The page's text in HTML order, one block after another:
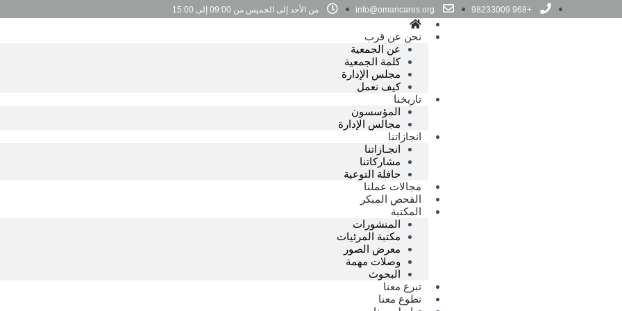
+968 98233009
info@omancares.org من الأحد إلى الخميس من 09:00 إلى 15:00
نحن عن قرب
عن الجمعية
كلمة الجمعية
مجلس الإدارة
كيف نعمل
تاريخنا
المؤسسون
مجالس الإدارة
انجازاتنا
انجـازاتنا
مشاركاتنا
حافلة التوعية
مجالات عملنا
الفحص المبكر
المكتبة
المنشورات
مكتبة المرئيات
معرض الصور
وصلات مهمة
البحوث
تبرع معنا
تطوع معنا